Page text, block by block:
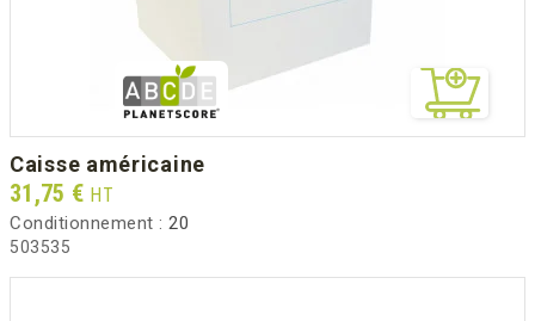
caisse américaine
Prix
31,75 € HT
Conditionnement : 20
503535